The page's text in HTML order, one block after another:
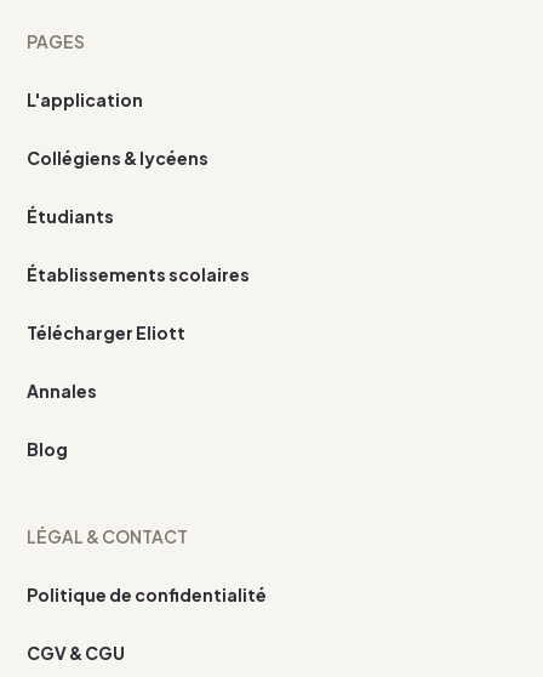
PAGES
L'application
Collégiens & lycéens
Étudiants
Établissements scolaires
Télécharger Eliott
Annales
Blog
LÉGAL & CONTACT
Politique de confidentialité
CGV & CGU